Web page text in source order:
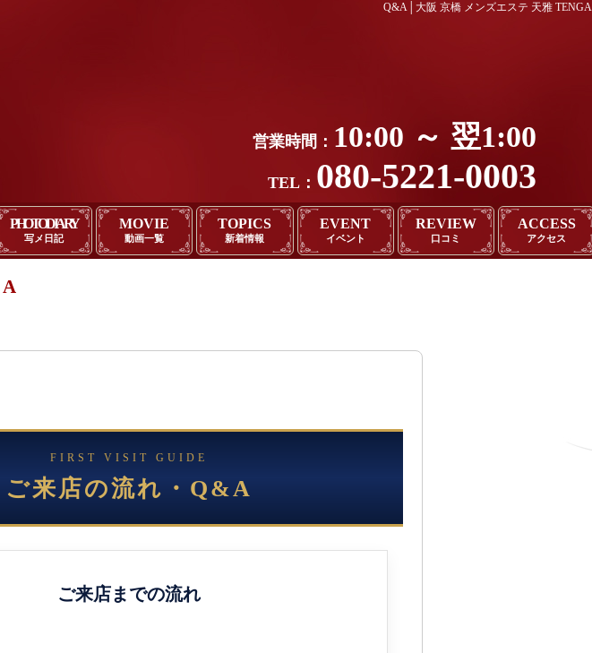
Q&A│大阪 京橋 メンズエステ 天雅 TENGA
営業時間： 10:00 ～ 翌1:00
TEL： 080-5221-0003
PHOTO DIARY
写メ日記
MOVIE
動画一覧
TOPICS
新着情報
EVENT
イベント
REVIEW
口コミ
ACCESS
アクセス
A
FIRST VISIT GUIDE
ご来店の流れ・Q&A
ご来店までの流れ